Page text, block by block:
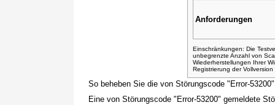
So beheben Sie die von Störungscode "Error-
Eine von Störungscode "Error-53200" gemeldete
Anforderungen
Einschränkungen: Die
unbegrenzte Anzahl von
Wiederherstellungen Ihrer
Registrierung der